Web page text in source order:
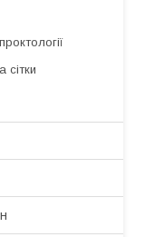
сітки